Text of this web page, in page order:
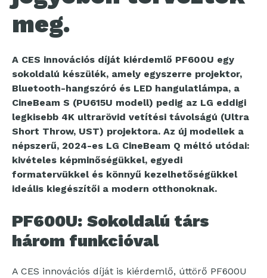
meg.
A CES innovációs díját kiérdemlő PF600U egy
sokoldalú készülék, amely egyszerre projektor,
Bluetooth-hangszóró és LED hangulatlámpa, a
CineBeam S (PU615U modell) pedig az LG eddigi
legkisebb 4K ultrarövid vetítési távolságú (Ultra
Short Throw, UST) projektora. Az új modellek a
népszerű, 2024-es LG CineBeam Q méltó utódai:
kivételes képminőségükkel, egyedi
formatervükkel és könnyű kezelhetőségükkel
ideális kiegészítői a modern otthonoknak.
PF600U: Sokoldalú társ
három funkcióval
A CES innovációs díját is kiérdemlő, úttörő PF600U